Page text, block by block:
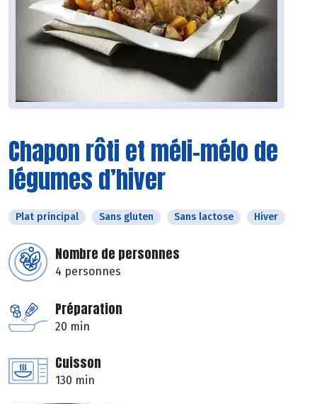
Chapon rôti et méli-mélo de
légumes d’hiver
Plat principal Sans gluten Sans lactose Hiver
Nombre de personnes
4 personnes
Préparation
20 min
Cuisson
130 min